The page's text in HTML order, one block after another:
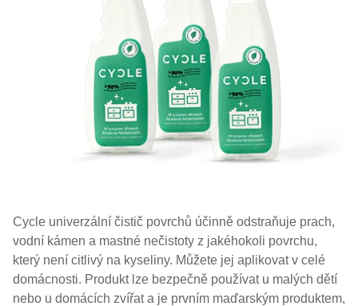
Cycle univerzální čistič povrchů účinně odstraňuje prach,
vodní kámen a mastné nečistoty z jakéhokoli povrchu,
který není citlivý na kyseliny. Můžete jej aplikovat v celé
domácnosti. Produkt lze bezpečně používat u malých dětí
nebo u domácích zvířat a je prvním maďarským produktem,